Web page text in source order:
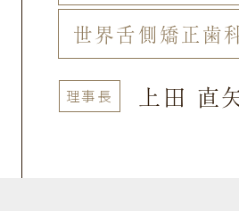
世界舌側矯正歯
理事長 上田 直